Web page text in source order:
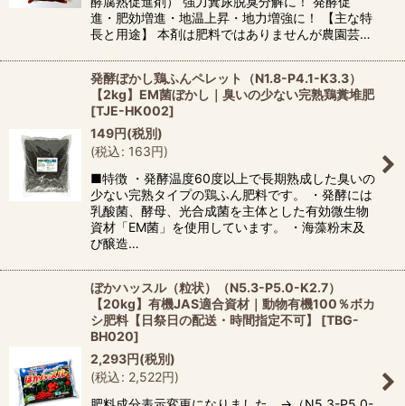
進・肥効増進・地温上昇・地力増強に！ 【主な特
長と用途】 本剤は肥料ではありませんが農園芸…
発酵ぼかし鶏ふんペレット（N1.8-P4.1-K3.3）
【2kg】EM菌ぼかし｜臭いの少ない完熟鶏糞堆肥
[TJE-HK002]
149円(税別)
(税込: 163円)
■特徴 ・発酵温度60度以上で長期熟成した臭いの
少ない完熟タイプの鶏ふん肥料です。 ・発酵には
乳酸菌、酵母、光合成菌を主体とした有効微生物
資材「EM菌」を使用しています。 ・海藻粉末及
び醸造…
ぼかハッスル（粒状）（N5.3-P5.0-K2.7）
【20kg】有機JAS適合資材｜動物有機100％ボカ
シ肥料【日祭日の配送・時間指定不可】
[TBG-
BH020]
2,293円(税別)
(税込: 2,522円)